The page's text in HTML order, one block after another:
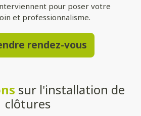
: pour allier confort et esthétisme.
à votre terrain
clôture posée directement au sol ou
de teintes et de
pour poser votre
et professionnalisme.
rendez-vous
sur l'installation de
clôtures